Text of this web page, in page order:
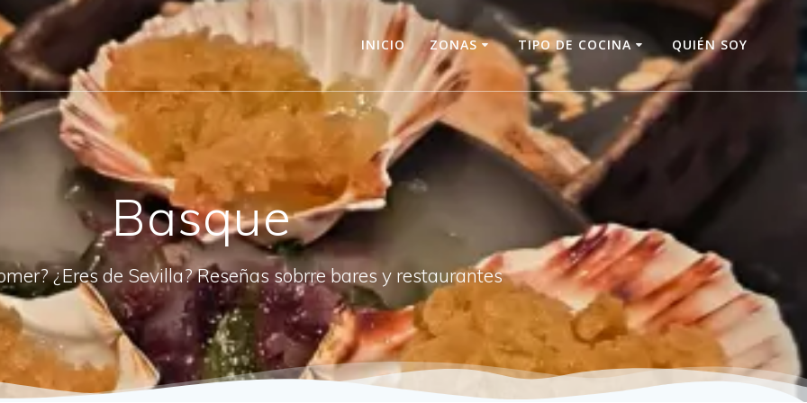
INICIO ZONAS TIPO DE COCINA QUIÉN SOY
Basque
¿Eres de Sevilla? Reseñas sobrre bares y restaurantes